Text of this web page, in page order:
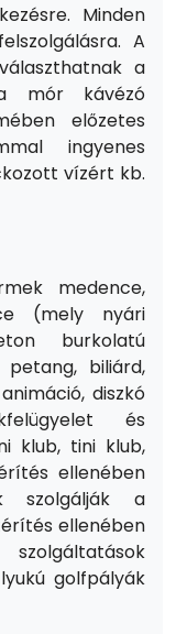
Minden
A
a
mór kávézó
előzetes
ingyenes
vízért kb.
medence,
(mely nyári
burkolatú
petang, biliárd,
diszkó
és
klub, tini klub,
ellenében
szolgálják a
ellenében
golfpályák